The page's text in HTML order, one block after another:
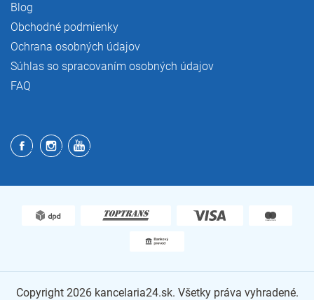
Blog
Obchodné podmienky
Ochrana osobných údajov
Súhlas so spracovaním osobných údajov
FAQ
Copyright 2026 kancelaria24.sk. Všetky práva vyhradené.